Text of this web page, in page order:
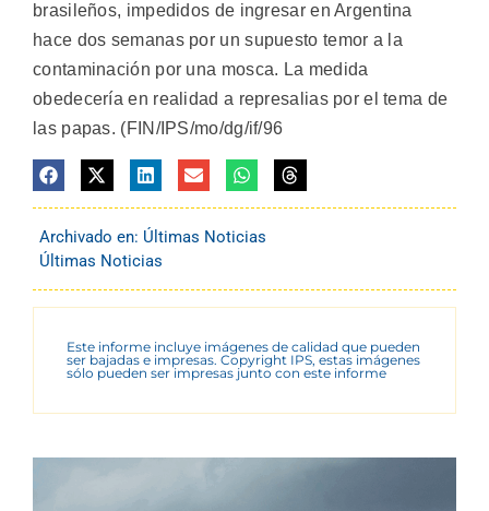
brasileños, impedidos de ingresar en Argentina
hace dos semanas por un supuesto temor a la
contaminación por una mosca. La medida
obedecería en realidad a represalias por el tema de
las papas. (FIN/IPS/mo/dg/if/96
Archivado en: Últimas Noticias
Últimas Noticias
Este informe incluye imágenes de calidad que pueden
ser bajadas e impresas. Copyright IPS, estas imágenes
sólo pueden ser impresas junto con este informe